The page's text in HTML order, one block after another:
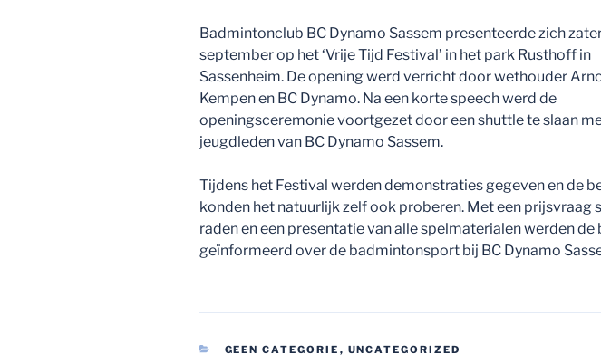
Badmintonclub BC Dynamo Sassem presenteerde zich
september op het ‘Vrije Tijd Festival’ in het park Rusthoff in
Sassenheim. De opening werd verricht door wethouder
Kempen en BC Dynamo. Na een korte speech werd de
openingsceremonie voortgezet door een shuttle te slaan
jeugdleden van BC Dynamo Sassem.
Tijdens het Festival werden demonstraties gegeven en de
konden het natuurlijk zelf ook proberen. Met een prijsvraag
raden en een presentatie van alle spelmaterialen werden de
geïnformeerd over de badmintonsport bij BC Dynamo
CATEGORIEËN
GEEN CATEGORIE , UNCATEGORIZED